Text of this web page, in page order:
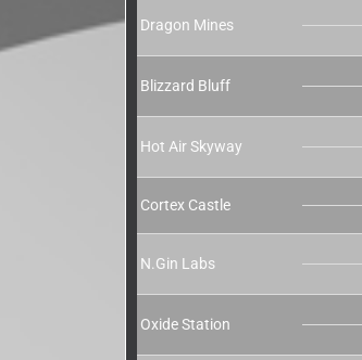
Dragon Mines
Blizzard Bluff
Hot Air Skyway
Cortex Castle
N.Gin Labs
Oxide Station